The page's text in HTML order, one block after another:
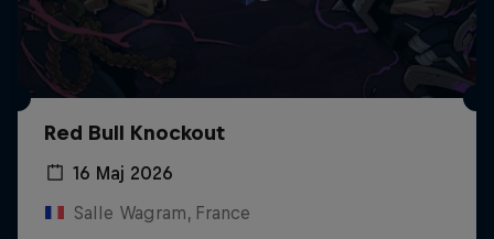
Red Bull Knockout
16 Мај 2026
Salle Wagram, France